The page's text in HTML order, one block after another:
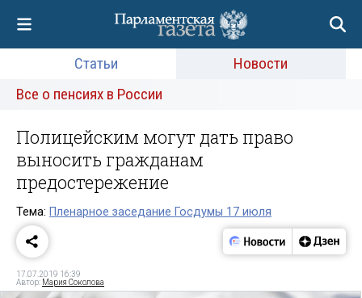
Статьи
Новости
Все о пенсиях в России
Полицейским могут дать право
выносить гражданам
предостережение
Тема: Пленарное заседание Госдумы 17 июля
17.07.2019 16:39
Автор: Мария Соколова